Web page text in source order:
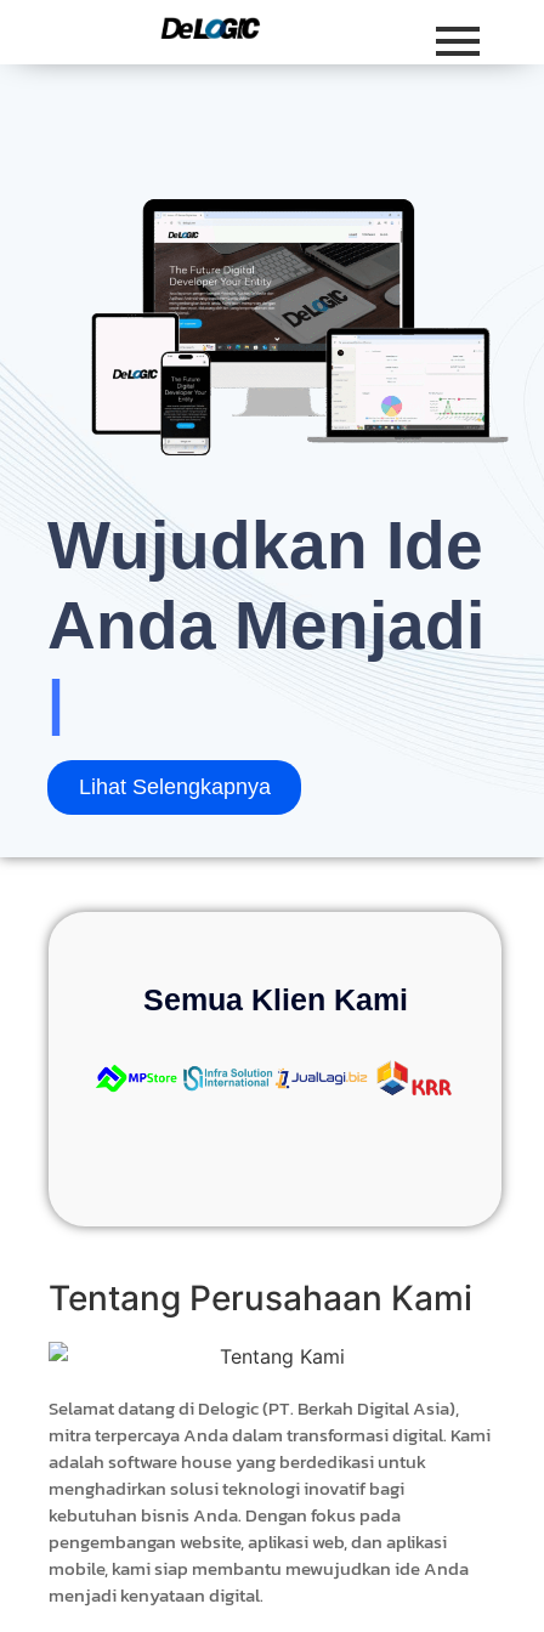
Wujudkan Ide
Anda Menjadi
|
Lihat Selengkapnya
Semua Klien Kami
Tentang Perusahaan Kami​
Selamat datang di Delogic (PT. Berkah Digital Asia),
mitra terpercaya Anda dalam transformasi digital. Kami
adalah software house yang berdedikasi untuk
menghadirkan solusi teknologi inovatif bagi
kebutuhan bisnis Anda. Dengan fokus pada
pengembangan website, aplikasi web, dan aplikasi
mobile, kami siap membantu mewujudkan ide Anda
menjadi kenyataan digital.